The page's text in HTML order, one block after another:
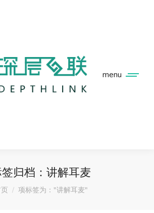
menu
归档： 讲解耳麦
在这里：
项标签为："讲解耳麦"